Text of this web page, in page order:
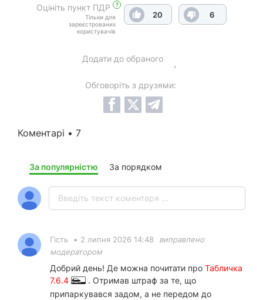
Оцініть пункт ПДР ?
Тільки для
зареєстрованих
користувачів
20 6
Додати до обраного
Обговоріть з друзями:
Коментарі • 7
За популярністю За порядком
Гість • 2 липня 2026 14:48
виправлено
модератором
Добрий день! Де можна почитати про Табличка
7.6.4
. Отримав штраф за те, що
припаркувався задом, а не передом до